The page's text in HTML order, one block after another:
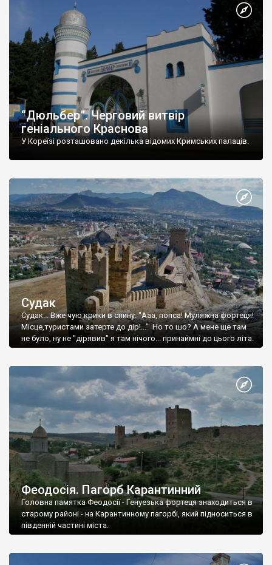
“Дюльбер”. Черговий витвір
геніального Краснова
У Кореїзі розташовано декілька відомих Кримських палаців.
Судак
Судак... Вже чую крики в спину: "Ааа, попса! Муляжна фортеця!
Місце,туристами затерте до дір!..." Но то шо? А мене ще там
не було, ну не "дірявив" я там нічого... принаймні до цього літа.
Феодосія. Пагорб Карантинний
Головна памятка Феодосії - Генуезька фортеця знаходиться в
старому районі - на Карантинному пагорбі, який підноситься в
південній частині міста.